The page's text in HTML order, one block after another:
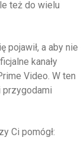
też do wielu
pojawił, a aby nie
kanały
Video. W ten
Ci pomógł: